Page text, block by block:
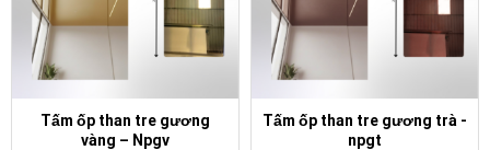
Tấm ốp than tre gương
vàng – Npgv
Tấm ốp than tre gương trà -
npgt